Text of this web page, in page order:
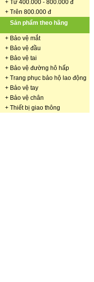
+ Từ 400.000 - 800.000 đ
+ Trên 800.000 đ
Sản phẩm theo hãng
+ Bảo vệ mắt
+ Bảo vệ đầu
+ Bảo vệ tai
+ Bảo vệ đường hô hấp
+ Trang phục bảo hộ lao động
+ Bảo vệ tay
+ Bảo vệ chân
+ Thiết bị giao thông